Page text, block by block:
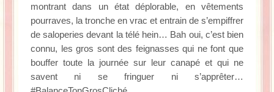
montrant dans un état déplorable, en vêtements
pourraves, la tronche en vrac et entrain de s’empiffrer
de saloperies devant la télé hein… Bah oui, c’est bien
connu, les gros sont des feignasses qui ne font que
bouffer toute la journée sur leur canapé et qui ne
savent ni se fringuer ni s’apprêter…